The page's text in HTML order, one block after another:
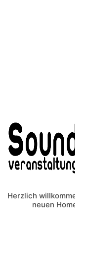
Herzlich willkommen
neuen